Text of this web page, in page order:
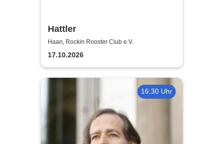
Hattler
Haan, Rockin Rooster Club e.V.
17.10.2026
16:30 Uhr